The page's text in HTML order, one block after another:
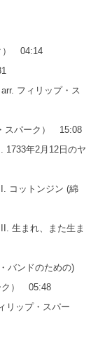
） 04:14
フィリップ・ス
スパーク） 15:08
1733年2月12日のヤ
コットンジン (綿
生まれ、また生ま
バンドのための)
ク） 05:48
リップ・スパー